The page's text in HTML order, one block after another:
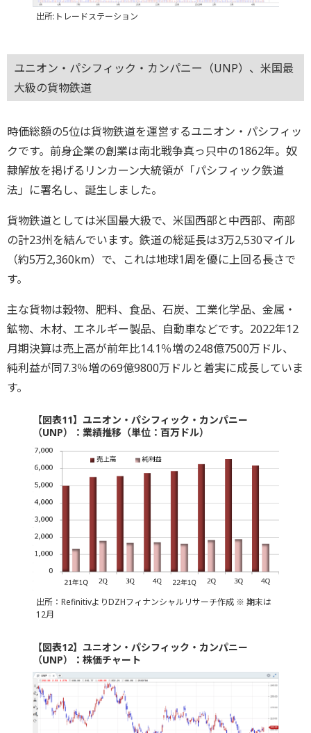
出所:トレードステーション
ユニオン・パシフィック・カンパニー（UNP）、米国最
大級の貨物鉄道
時価総額の5位は貨物鉄道を運営するユニオン・パシフィッ
クです。前身企業の創業は南北戦争真っ只中の1862年。奴
隷解放を掲げるリンカーン大統領が「パシフィック鉄道
法」に署名し、誕生しました。
貨物鉄道としては米国最大級で、米国西部と中西部、南部
の計23州を結んでいます。鉄道の総延長は3万2,530マイル
（約5万2,360km）で、これは地球1周を優に上回る長さで
す。
主な貨物は穀物、肥料、食品、石炭、工業化学品、金属・
鉱物、木材、エネルギー製品、自動車などです。2022年12
月期決算は売上高が前年比14.1％増の248億7500万ドル、
純利益が同7.3％増の69億9800万ドルと着実に成長していま
す。
【図表11】ユニオン・パシフィック・カンパニー
（UNP）：業績推移（単位：百万ドル）
出所：RefinitivよりDZHフィナンシャルリサーチ作成 ※ 期末は
12月
【図表12】ユニオン・パシフィック・カンパニー
（UNP）：株価チャート